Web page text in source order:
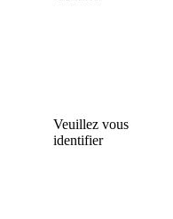
Veuillez vous
identifier